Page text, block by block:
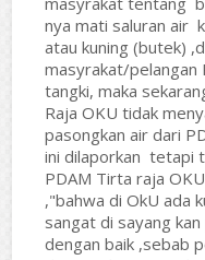
nya mati saluran air
atau kuning (butek)
masyrakat/pelangan
tangki, maka
Raja OKU tidak
pasongkan air dari
ini dilaporkan tetapi
PDAM Tirta raja
,"bahwa di OkU ada
sangat di sayang
dengan baik ,sebab